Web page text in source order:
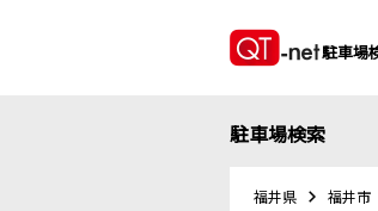
駐車場
駐車場検索
福井県 福井市